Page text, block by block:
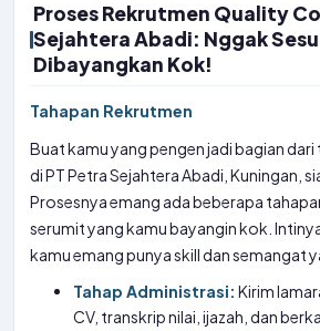
Proses Rekrutmen Quality
Sejahtera Abadi: Nggak
Dibayangkan Kok!
Tahapan Rekrutmen
Buat kamu yang pengen jadi bagian
di PT Petra Sejahtera Abadi, Kuningan,
Prosesnya emang ada beberapa
serumit yang kamu bayangin kok.
kamu emang punya skill dan semangat
Tahap Administrasi: Kirim
CV, transkrip nilai, ijazah, dan